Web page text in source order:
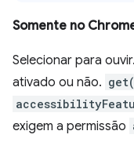
Somente no
Selecionar para
ativado ou não.
exigem a permissão